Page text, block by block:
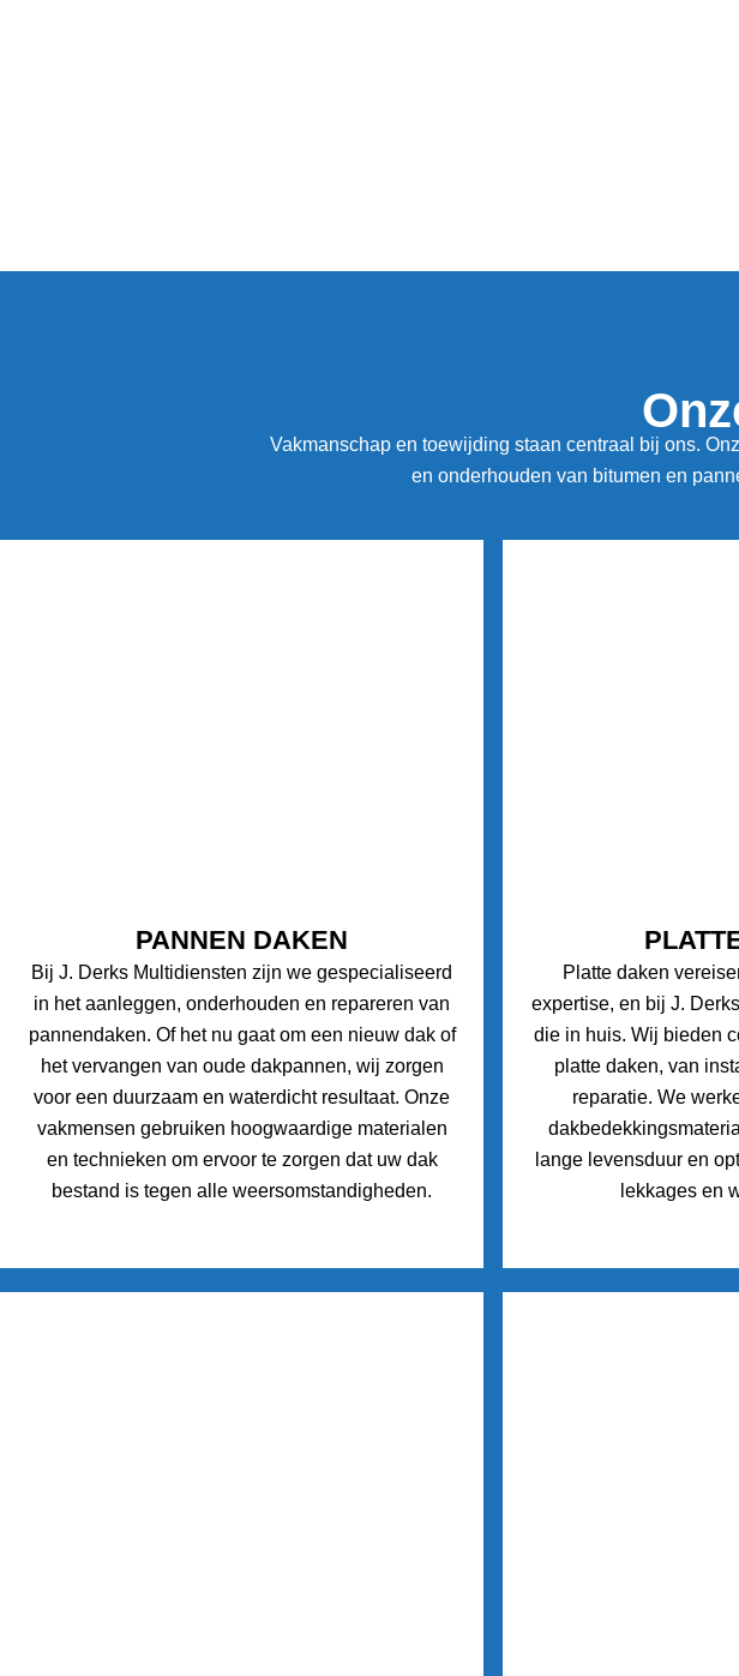
Vakmanschap en toewijding staan centraal bij ons.
en onderhouden van bitumen en
PANNEN DAKEN
Bij J. Derks Multidiensten zijn we gespecialiseerd
in het aanleggen, onderhouden en repareren van
pannendaken. Of het nu gaat om een nieuw dak of
het vervangen van oude dakpannen, wij zorgen
voor een duurzaam en waterdicht resultaat. Onze
vakmensen gebruiken hoogwaardige materialen
en technieken om ervoor te zorgen dat uw dak
bestand is tegen alle weersomstandigheden.
Platte daken
expertise, en bij J.
die in huis. Wij bieden
platte daken, van
reparatie. We
lange levensduur en
lekkages en